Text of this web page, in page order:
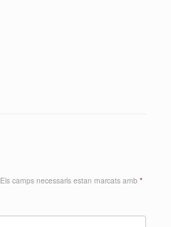
Els camps necessaris estan marcats amb *